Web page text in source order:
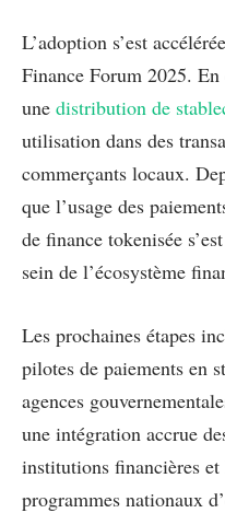
L’adoption s’est
Finance Forum 2025.
une distribution de
utilisation dans des
commerçants locaux.
que l’usage des
de finance tokenisée
sein de l’écosystème
Les prochaines étapes
pilotes de paiements en
agences
une intégration accrue
institutions financières
programmes nationaux